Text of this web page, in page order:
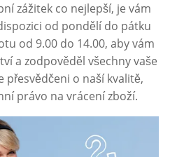
zážitek co nejlepší, je vám
od pondělí do pátku
od 9.00 do 14.00, aby vám
a zodpověděl všechny vaše
přesvědčeni o naší kvalitě,
právo na vrácení zboží.